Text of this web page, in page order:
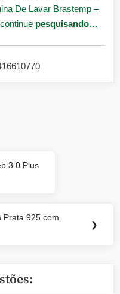
De Lavar Brastemp –
pesquisando…
3.0 Plus
Prata 925 com
❯